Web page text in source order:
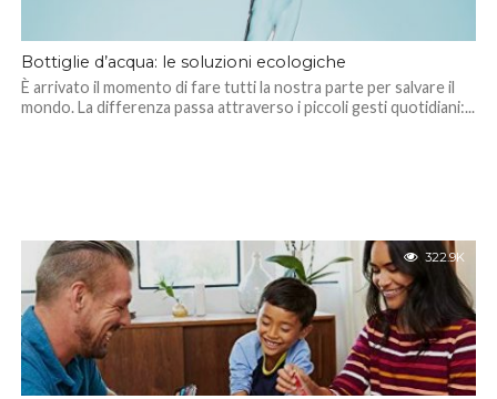
Bottiglie d’acqua: le soluzioni ecologiche
È arrivato il momento di fare tutti la nostra parte per salvare il
mondo. La differenza passa attraverso i piccoli gesti quotidiani:...
322.9K